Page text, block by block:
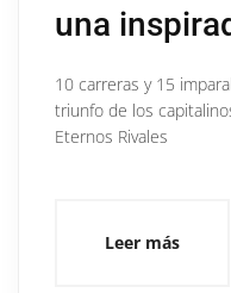
una
10 carreras y 15
triunfo de los
Eternos Rivales
Leer más